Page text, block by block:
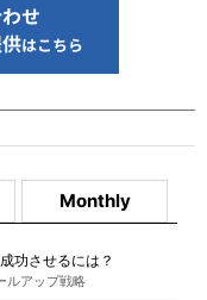
Monthly
功させるには？
ルアップ戦略